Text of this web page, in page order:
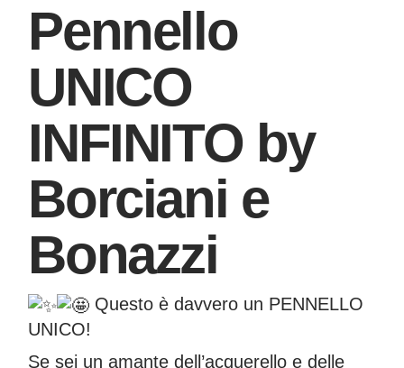
Pennello
UNICO
INFINITO by
Borciani e
Bonazzi
Questo è davvero un PENNELLO
UNICO!
Se sei un amante dell’acquerello e delle